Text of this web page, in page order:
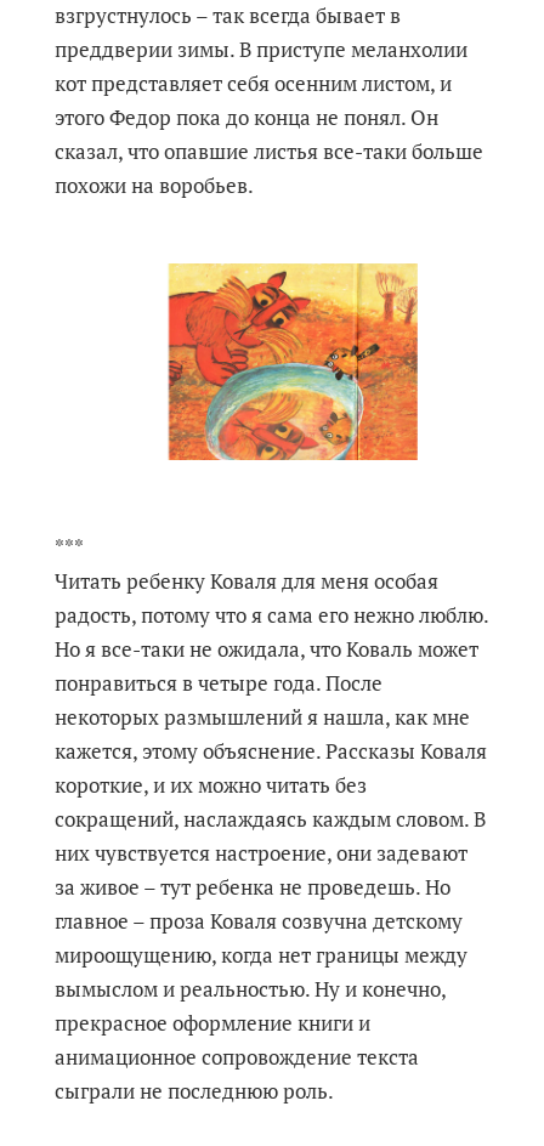
взгрустнулось – так всегда бывает в
преддверии зимы. В приступе меланхолии
кот представляет себя осенним листом, и
этого Федор пока до конца не понял. Он
сказал, что опавшие листья все-таки больше
похожи на воробьев.
***
Читать ребенку Коваля для меня особая
радость, потому что я сама его нежно люблю.
Но я все-таки не ожидала, что Коваль может
понравиться в четыре года. После
некоторых размышлений я нашла, как мне
кажется, этому объяснение. Рассказы Коваля
короткие, и их можно читать без
сокращений, наслаждаясь каждым словом. В
них чувствуется настроение, они задевают
за живое – тут ребенка не проведешь. Но
главное – проза Коваля созвучна детскому
мироощущению, когда нет границы между
вымыслом и реальностью. Ну и конечно,
прекрасное оформление книги и
анимационное сопровождение текста
сыграли не последнюю роль.